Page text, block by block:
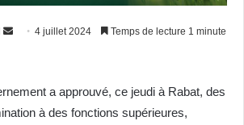
Envoyer4 juillet 2024 Temps de lecture 1 minute
a approuvé, ce jeudi à Rabat, des
à des fonctions supérieures,